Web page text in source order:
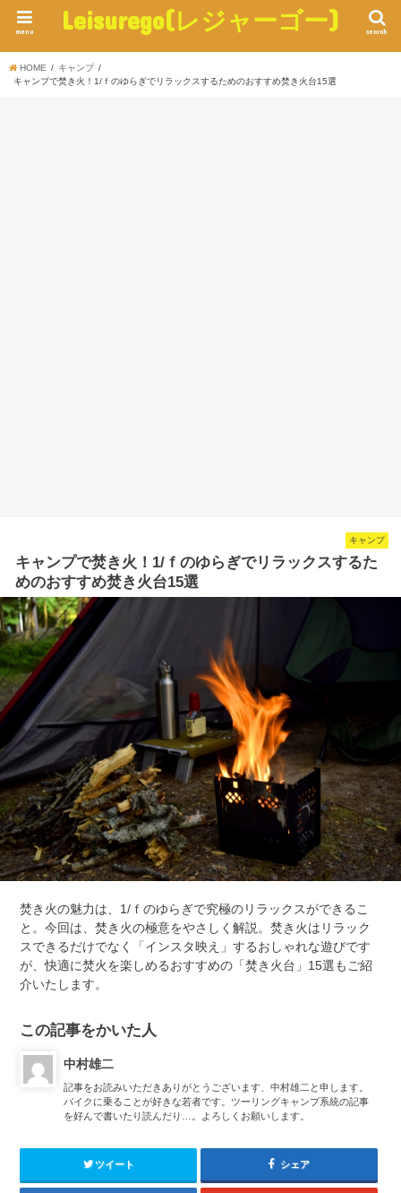
Leisurego(レジャーゴー) search
menu
HOME
キャンプ
キャンプで焚き火！1/ｆのゆらぎでリラックスするためのおすすめ焚き火台15選
キャンプ
キャンプで焚き火！1/ｆのゆらぎでリラックスするた
めのおすすめ焚き火台15選
焚き火の魅力は、1/ｆのゆらぎで究極のリラックスができるこ
と。今回は、焚き火の極意をやさしく解説。焚き火はリラック
スできるだけでなく「インスタ映え」するおしゃれな遊びです
が、快適に焚火を楽しめるおすすめの「焚き火台」15選もご紹
介いたします。
この記事をかいた人
中村雄二
記事をお読みいただきありがとうございます、中村雄二と申します。
バイクに乗ることが好きな若者です。ツーリングキャンプ系統の記事
を好んで書いたり読んだり…。よろしくお願いします。
ツイート シェア